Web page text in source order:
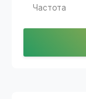
Частота